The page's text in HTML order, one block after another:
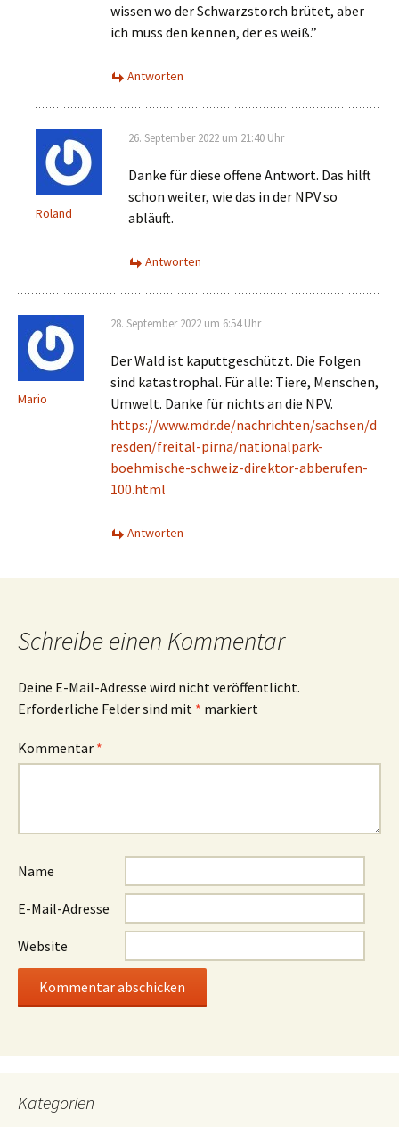
wissen wo der Schwarzstorch brütet, aber
ich muss den kennen, der es weiß.”
Antworten
Roland
26. September 2022 um 21:40 Uhr
Danke für diese offene Antwort. Das hilft
schon weiter, wie das in der NPV so
abläuft.
Antworten
Mario
28. September 2022 um 6:54 Uhr
Der Wald ist kaputtgeschützt. Die Folgen
sind katastrophal. Für alle: Tiere, Menschen,
Umwelt. Danke für nichts an die NPV.
https://www.mdr.de/nachrichten/sachsen/d
resden/freital-pirna/nationalpark-
boehmische-schweiz-direktor-abberufen-
100.html
Antworten
Schreibe einen Kommentar
Deine E-Mail-Adresse wird nicht veröffentlicht.
Erforderliche Felder sind mit * markiert
Kommentar *
Name
E-Mail-Adresse
Website
Kategorien